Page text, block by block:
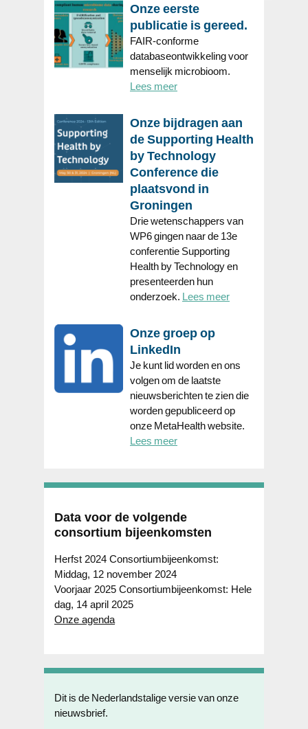
Onze eerste
publicatie is gereed.
FAIR-conforme
databaseontwikkeling voor
menselijk microbioom.
Lees meer
Onze bijdragen aan
de Supporting Health
by Technology
Conference die
plaatsvond in
Groningen
Drie wetenschappers van
WP6 gingen naar de 13e
conferentie Supporting
Health by Technology en
presenteerden hun
onderzoek. Lees meer
Onze groep op
LinkedIn
Je kunt lid worden en ons
volgen om de laatste
nieuwsberichten te zien die
worden gepubliceerd op
onze MetaHealth website.
Lees meer
Data voor de volgende
consortium bijeenkomsten
Herfst 2024 Consortiumbijeenkomst:
Middag, 12 november 2024
Voorjaar 2025 Consortiumbijeenkomst: Hele
dag, 14 april 2025
Onze agenda
Dit is de Nederlandstalige versie van onze
nieuwsbrief.